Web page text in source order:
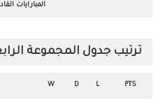
المبارايات
ترتيب جدول المجموعة
W D L PTS